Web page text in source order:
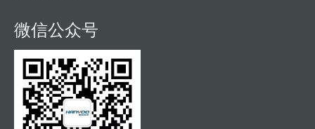
微信公众号